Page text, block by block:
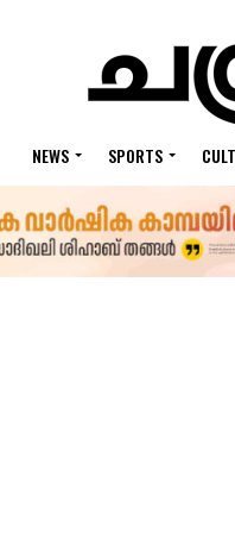
NEWS SPORTS